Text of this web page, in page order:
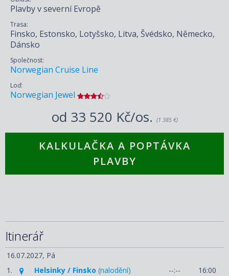
Plavby v severní Evropě
Trasa:
Finsko, Estonsko, Lotyšsko, Litva, Švédsko, Německo,
Dánsko
Společnost:
Norwegian Cruise Line
Loď:
Norwegian Jewel
od 33 520 Kč/os. (1 385 €)
KALKULAČKA A POPTÁVKA
PLAVBY
Itinerář
16.07.2027, Pá
1.
Helsinky / Finsko (nalodění) --:--
16:00